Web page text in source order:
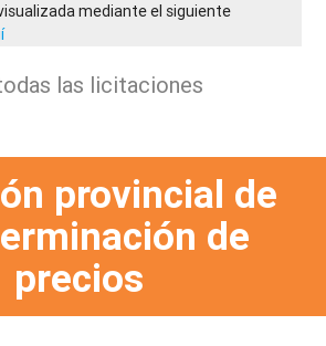
mediante el siguiente
las licitaciones
provincial de
de
precios